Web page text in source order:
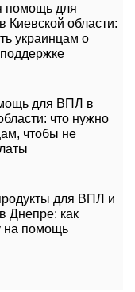
помощь для
Киевской области:
украинцам о
для ВПЛ в
что нужно
чтобы не
для ВПЛ и
Днепре: как
на помощь